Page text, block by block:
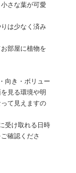
さな葉が可愛
は少なく済み
部屋に植物を
向き・ボリュー
見る環境や明
て見えますの
受け取れる日時
確認くださ